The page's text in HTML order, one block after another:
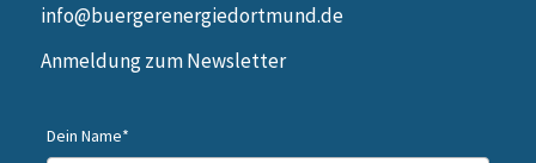
info@buergerenergiedortmund.de
Anmeldung zum Newsletter
Dein Name*